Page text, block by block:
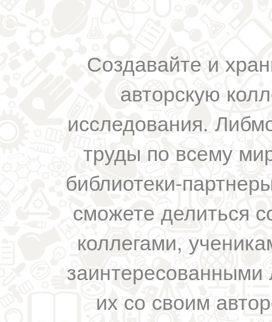
Создавайте и
авторскую
исследования.
труды по всему
библиотеки-
сможете делиться
коллегами,
их со своим